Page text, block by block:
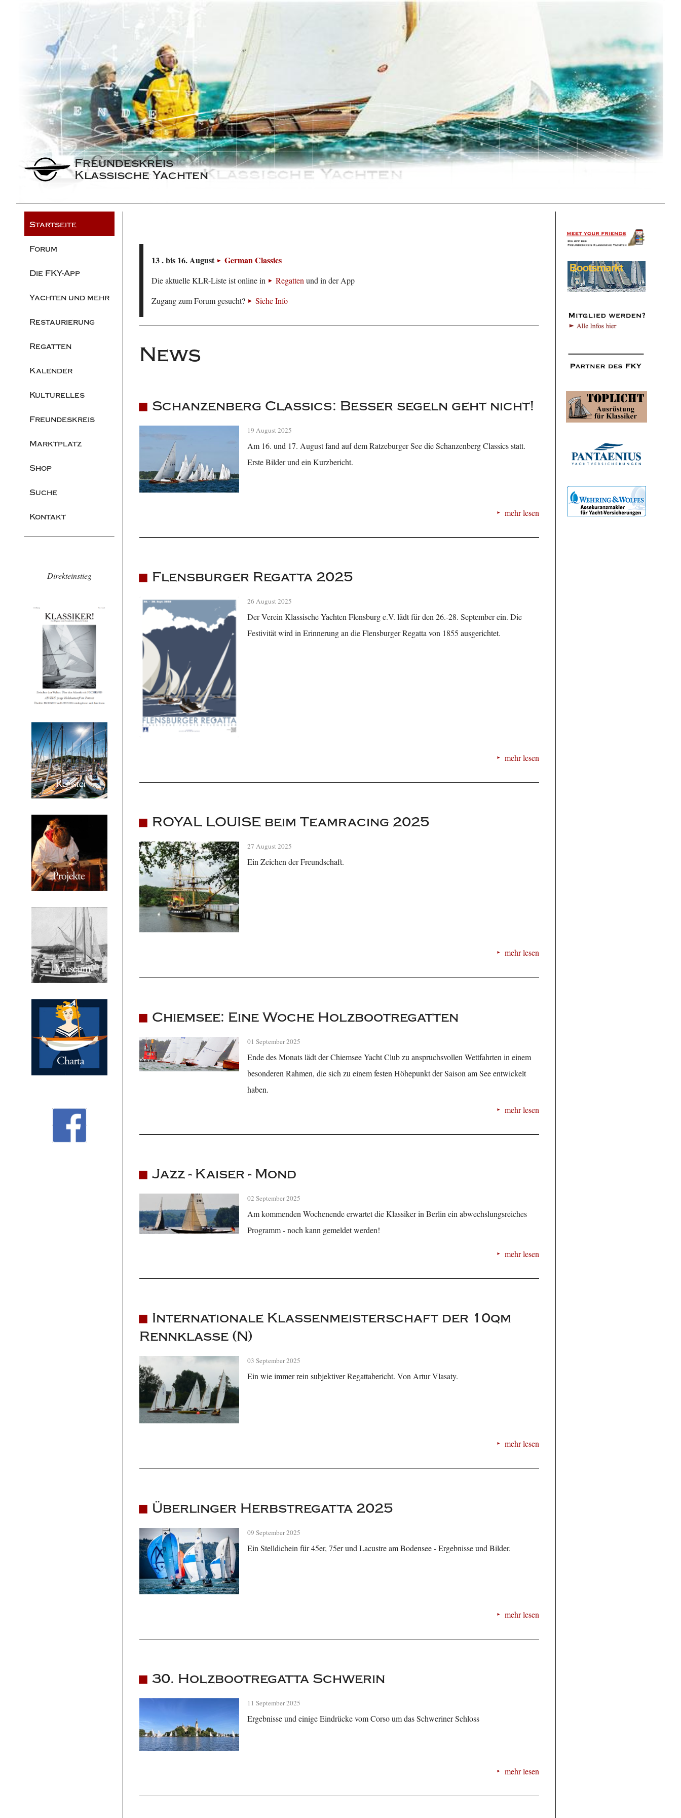
Freundeskreis
Klassische Yachten
Startseite
Forum
Die FKY-App
Yachten und mehr
Restaurierung
Regatten
Kalender
Kulturelles
Freundeskreis
Marktplatz
Shop
Suche
Kontakt
Direkteinstieg
13 . bis 16. August German Classics
Die aktuelle KLR-Liste ist online in Regattenund in der App
Zugang zum Forum gesucht?
Siehe Info
News
Schanzenberg Classics: Besser segeln geht nicht!
19 August 2025
Am 16. und 17. August fand auf dem Ratzeburger See die Schanzenberg Classics statt.
Erste Bilder und ein Kurzbericht.
mehr lesen
Flensburger Regatta 2025
26 August 2025
Der Verein Klassische Yachten Flensburg e.V. lädt für den 26.-28. September ein. Die
Festivität wird in Erinnerung an die Flensburger Regatta von 1855 ausgerichtet.
mehr lesen
ROYAL LOUISE beim Teamracing 2025
27 August 2025
Ein Zeichen der Freundschaft.
mehr lesen
Chiemsee: Eine Woche Holzbootregatten
01 September 2025
Ende des Monats lädt der Chiemsee Yacht Club zu anspruchsvollen Wettfahrten in einem
besonderen Rahmen, die sich zu einem festen Höhepunkt der Saison am See entwickelt
haben.
mehr lesen
Jazz - Kaiser - Mond
02 September 2025
Am kommenden Wochenende erwartet die Klassiker in Berlin ein abwechslungsreiches
Programm - noch kann gemeldet werden!
mehr lesen
Internationale Klassenmeisterschaft der 10qm
Rennklasse (N)
03 September 2025
Ein wie immer rein subjektiver Regattabericht. Von Artur Vlasaty.
mehr lesen
Überlinger Herbstregatta 2025
09 September 2025
Ein Stelldichein für 45er, 75er und Lacustre am Bodensee - Ergebnisse und Bilder.
mehr lesen
30. Holzbootregatta Schwerin
11 September 2025
Ergebnisse und einige Eindrücke vom Corso um das Schweriner Schloss
mehr lesen